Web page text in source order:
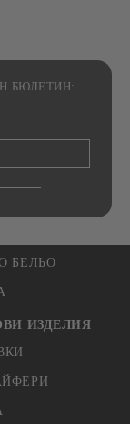
БЮЛЕТИН:
БЕЛЬО
ИЗДЕЛИЯ